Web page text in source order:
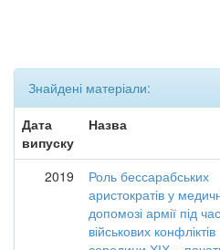
Знайдені матеріали:
Дата
випуску
Назва
2019
Роль бессарабських
аристократів у
допомозі армії під час
військових конфліктів